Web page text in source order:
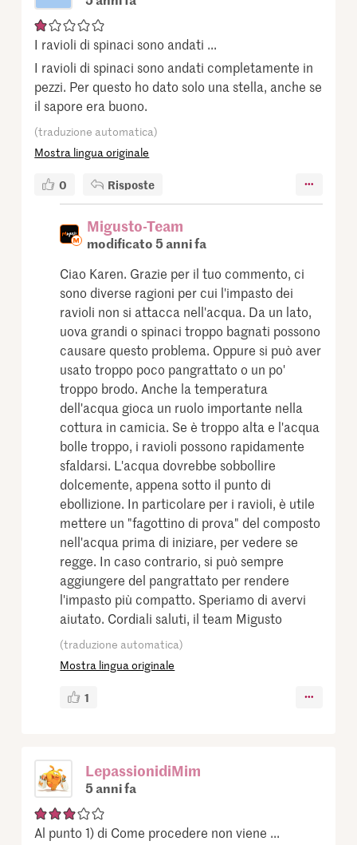
I ravioli di spinaci sono andati ...
I ravioli di spinaci sono andati completamente in
pezzi. Per questo ho dato solo una stella, anche se
il sapore era buono.
(traduzione automatica)
Mostra lingua originale
0 Risposte
Migusto-Team
modificato 5 anni fa
Ciao Karen. Grazie per il tuo commento, ci
sono diverse ragioni per cui l'impasto dei
ravioli non si attacca nell'acqua. Da un lato,
uova grandi o spinaci troppo bagnati possono
causare questo problema. Oppure si può aver
usato troppo poco pangrattato o un po'
troppo brodo. Anche la temperatura
dell'acqua gioca un ruolo importante nella
cottura in camicia. Se è troppo alta e l'acqua
bolle troppo, i ravioli possono rapidamente
sfaldarsi. L'acqua dovrebbe sobbollire
dolcemente, appena sotto il punto di
ebollizione. In particolare per i ravioli, è utile
mettere un "fagottino di prova" del composto
nell'acqua prima di iniziare, per vedere se
regge. In caso contrario, si può sempre
aggiungere del pangrattato per rendere
l'impasto più compatto. Speriamo di avervi
aiutato. Cordiali saluti, il team Migusto
(traduzione automatica)
Mostra lingua originale
1
LepassionidiMim
5 anni fa
Al punto 1) di Come procedere non viene ...